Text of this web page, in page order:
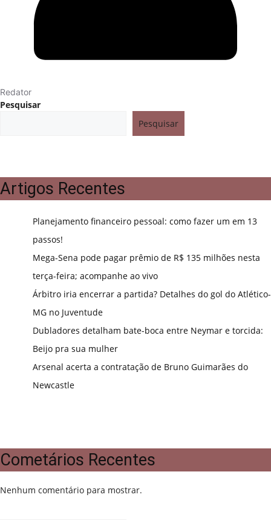
Redator
Pesquisar
Pesquisar
Artigos Recentes
Planejamento financeiro pessoal: como fazer um em 13
passos!
Mega-Sena pode pagar prêmio de R$ 135 milhões nesta
terça-feira; acompanhe ao vivo
Árbitro iria encerrar a partida? Detalhes do gol do Atlético-
MG no Juventude
Dubladores detalham bate-boca entre Neymar e torcida:
Beijo pra sua mulher
Arsenal acerta a contratação de Bruno Guimarães do
Newcastle
Cometários Recentes
Nenhum comentário para mostrar.